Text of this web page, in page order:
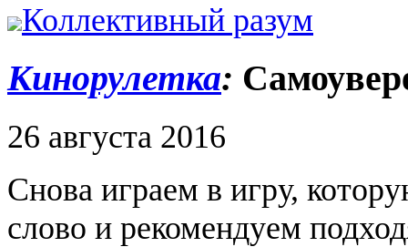
Коллективный разум
Кинорулетка:
26 августа 2016
Снова играем в игру,
слово и рекомендуем